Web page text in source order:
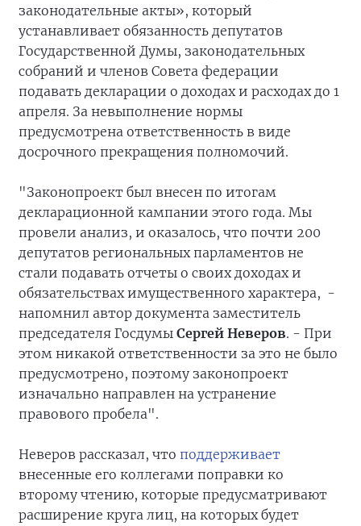
законодательные акты», который
устанавливает обязанность депутатов
Государственной Думы, законодательных
собраний и членов Совета федерации
подавать декларации о доходах и расходах до 1
апреля. За невыполнение нормы
предусмотрена ответственность в виде
досрочного прекращения полномочий.
"Законопроект был внесен по итогам
декларационной кампании этого года. Мы
провели анализ, и оказалось, что почти 200
депутатов региональных парламентов не
стали подавать отчеты о своих доходах и
обязательствах имущественного характера, -
напомнил автор документа заместитель
председателя Госдумы Сергей Неверов. - При
этом никакой ответственности за это не было
предусмотрено, поэтому законопроект
изначально направлен на устранение
правового пробела".
Неверов рассказал, что поддерживает
внесенные его коллегами поправки ко
второму чтению, которые предусматривают
расширение круга лиц, на которых будет